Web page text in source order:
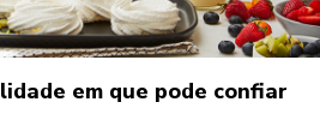
em que pode confiar